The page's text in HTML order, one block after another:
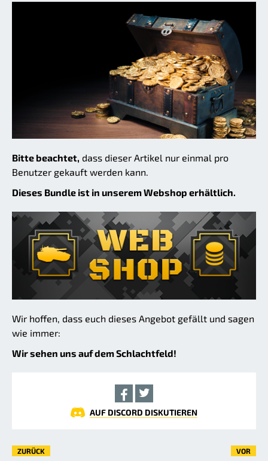
Bitte beachtet, dass dieser Artikel nur einmal pro
Benutzer gekauft werden kann.
Dieses Bundle ist in unserem Webshop erhältlich.
Wir hoffen, dass euch dieses Angebot gefällt und sagen
wie immer:
Wir sehen uns auf dem Schlachtfeld!
AUF DISCORD DISKUTIEREN
ZURÜCK VOR